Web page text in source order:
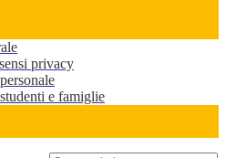
privacy
e famiglie